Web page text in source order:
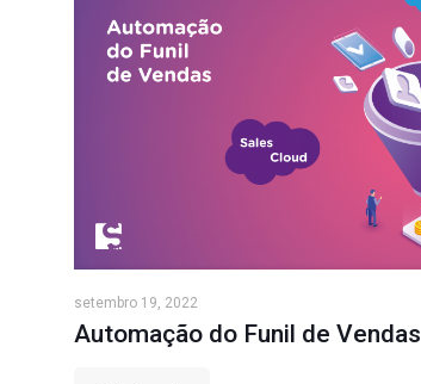
setembro 19, 2022
Automação do Funil de Vendas